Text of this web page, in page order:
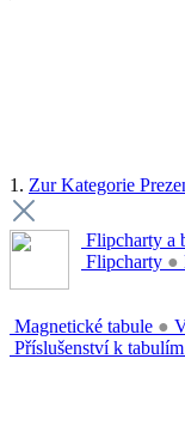
1. Zur Kategorie
Flipcharty a
Flipcharty ●
Magnetické tabule ●
Příslušenství k tabulím